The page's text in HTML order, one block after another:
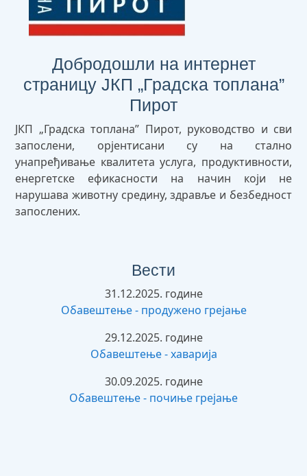
Добродошли на интернет
страницу ЈКП „Градска топлана”
Пирот
ЈКП „Градска топлана” Пирот, руководство и сви
запослени, орјентисани су на стално
унапређивање квалитета услуга, продуктивности,
енергетске ефикасности на начин који не
нарушава животну средину, здравље и безбедност
запослених.
Вести
31.12.2025. године
Обавештење - продужено грејање
29.12.2025. године
Обавештење - хаварија
30.09.2025. године
Обавештење - почиње грејање